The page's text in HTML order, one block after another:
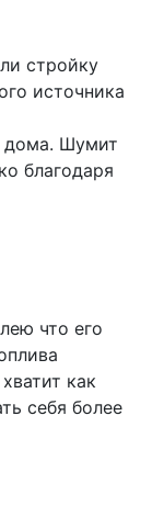
стройку
источника
дома. Шумит
благодаря
что его
как
себя более